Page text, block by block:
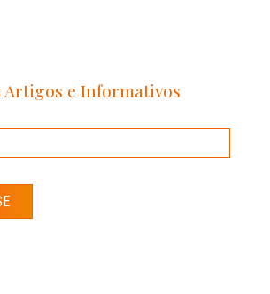
Artigos e Informativos